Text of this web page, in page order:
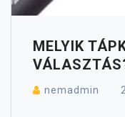
MELYIK
nemadmin